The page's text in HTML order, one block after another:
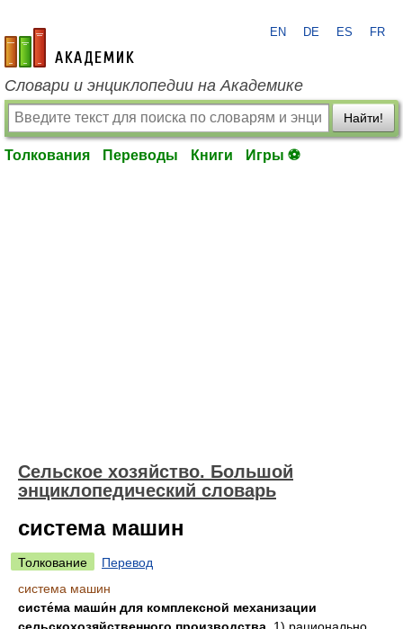
academic.ru
EN DE ES FR
Словари и энциклопедии на Академике
Найти!
Толкования Переводы Книги Игры ⚽
Сельское хозяйство. Большой
энциклопедический словарь
система машин
Толкование
Перевод
система машин
систе́ма маши́н для комплексной механизации